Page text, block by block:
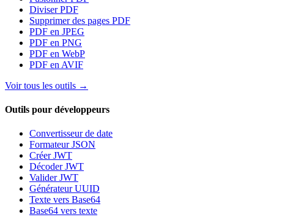
Diviser PDF
Supprimer des pages PDF
PDF en JPEG
PDF en PNG
PDF en WebP
PDF en AVIF
Voir tous les outils →
Outils pour développeurs
Convertisseur de date
Formateur JSON
Créer JWT
Décoder JWT
Valider JWT
Générateur UUID
Texte vers Base64
Base64 vers texte